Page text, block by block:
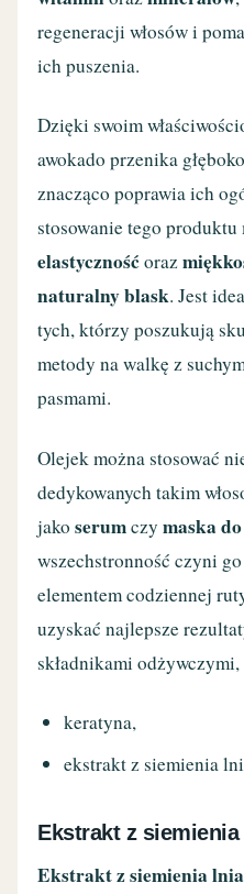
regeneracji włosów i
ich puszenia.
Dzięki swoim
awokado przenika
znacząco poprawia ich
stosowanie tego produktu
elastycznośćoraz
naturalny blask. Jest
tych, którzy poszukują
metody na walkę z
pasmami.
Olejek można stosować
dedykowanych takim
jakoserumczymaska
wszechstronność czyni
elementem codziennej
uzyskać najlepsze
składnikami
keratyna,
ekstrakt z siemienia
Ekstrakt z
Ekstrakt z siemienia